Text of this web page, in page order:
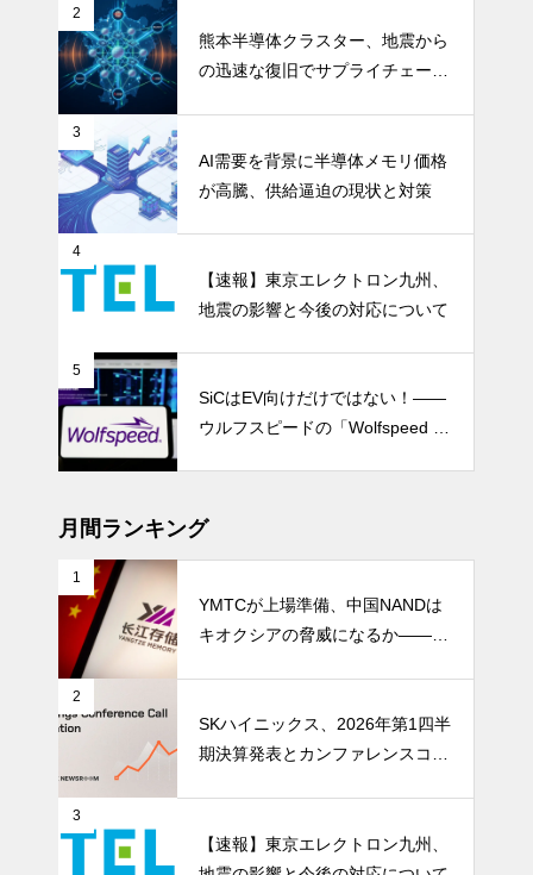
2
熊本半導体クラスター、地震から
の迅速な復旧でサプライチェーン
3
AI需要を背景に半導体メモリ価格
が高騰、供給逼迫の現状と対策
4
【速報】東京エレクトロン九州、
地震の影響と今後の対応について
5
SiCはEV向けだけではない！――
ウルフスピードの「Wolfspeed G
月間ランキング
1
YMTCが上場準備、中国NANDは
キオクシアの脅威になるか――AI
2
SKハイニックス、2026年第1四半
期決算発表とカンファレンスコー
3
【速報】東京エレクトロン九州、